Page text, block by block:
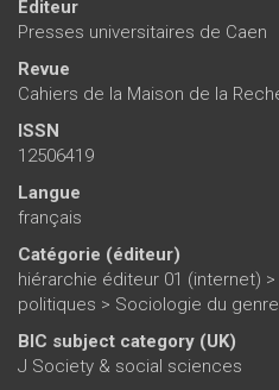
Éditeur
Presses universitaires de Caen
Revue
Cahiers de la Maison de la
ISSN
12506419
Langue
français
Catégorie (éditeur)
hiérarchie éditeur 01 (internet) >
politiques > Sociologie du genre
BIC subject category (UK)
J Society & social sciences